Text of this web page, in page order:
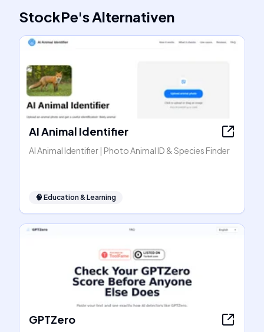
StockPe'sAlternativen
AI Animal Identifier
AI Animal Identifier | Photo Animal ID & Species Finder
🧠 Education & Learning
GPTZero